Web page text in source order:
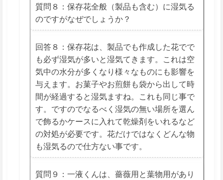
質問８：保存花全般（製品も含む）に湿気る
のですがなぜでしょうか？
回答８：保存花は、製品でも作成した花でで
も必ず湿気が多いと湿気てきます。これは空
気中の水分が多くなり様々なものにも影響を
与えます。お菓子やお煎餅も袋から出して時
間が経過すると湿気ますね。これも同じ事で
す。ですのでなるべく湿気の無い場所を選ん
で飾るかケースに入れて乾燥剤をいれるなど
の対処が必要です。花だけではなくどんな物
も湿気るので仕方ない事です。
質問９：一液くんは、薔薇用と葉物用があり